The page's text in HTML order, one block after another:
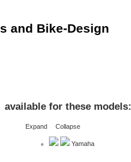
and Bike-Design
available for these models:
Expand Collapse
Yamaha